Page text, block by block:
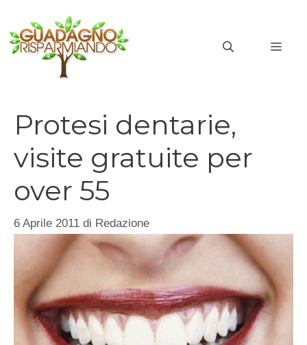
contenuto
Protesi dentarie,
visite gratuite per
over 55
6 Aprile 2011 di Redazione